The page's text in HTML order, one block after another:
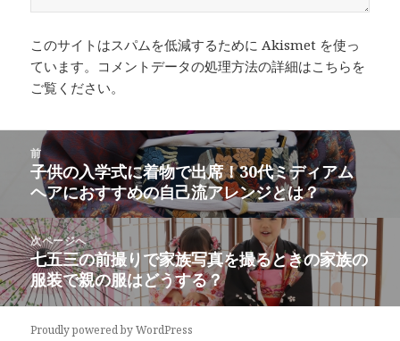
このサイトはスパムを低減するために Akismet を使っ
ています。 コメントデータの処理方法の詳細はこちらを
ご覧ください。
ゲ
ー
シ
ョ
ン
前
前
の
投
稿:
子供の入学式に着物で出席！30代ミディアム
ヘアにおすすめの自己流アレンジとは？
次ページへ
次
の
投
稿:
七五三の前撮りで家族写真を撮るときの家族の
服装で親の服はどうする？
Proudly powered by WordPress